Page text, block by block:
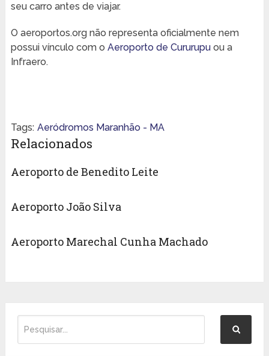
seu carro antes de viajar.
O aeroportos.org não representa oficialmente nem
possui vínculo com o Aeroporto de Cururupuou a
Infraero.
Tags: Aeródromos Maranhão - MA
Relacionados
Aeroporto de Benedito Leite
Aeroporto João Silva
Aeroporto Marechal Cunha Machado